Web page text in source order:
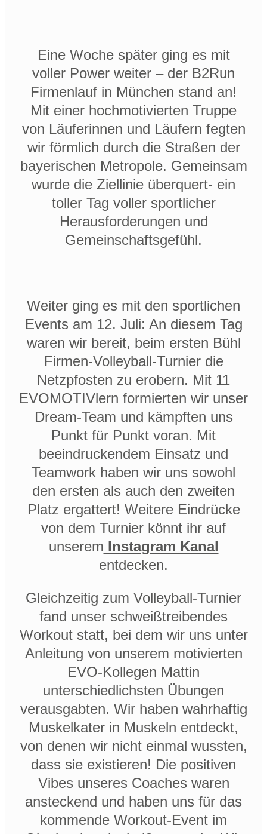
Eine Woche später ging es mit
voller Power weiter – der B2Run
Firmenlauf in München stand an!
Mit einer hochmotivierten Truppe
von Läuferinnen und Läufern fegten
wir förmlich durch die Straßen der
bayerischen Metropole. Gemeinsam
wurde die Ziellinie überquert- ein
toller Tag voller sportlicher
Herausforderungen und
Gemeinschaftsgefühl.
Weiter ging es mit den sportlichen
Events am 12. Juli: An diesem Tag
waren wir bereit, beim ersten Bühl
Firmen-Volleyball-Turnier die
Netzpfosten zu erobern. Mit 11
EVOMOTIVlern formierten wir unser
Dream-Team und kämpften uns
Punkt für Punkt voran. Mit
beeindruckendem Einsatz und
Teamwork haben wir uns sowohl
den ersten als auch den zweiten
Platz ergattert! Weitere Eindrücke
von dem Turnier könnt ihr auf
unserem Instagram Kanal
entdecken.
Gleichzeitig zum Volleyball-Turnier
fand unser schweißtreibendes
Workout statt, bei dem wir uns unter
Anleitung von unserem motivierten
EVO-Kollegen Mattin
unterschiedlichsten Übungen
verausgabten. Wir haben wahrhaftig
Muskelkater in Muskeln entdeckt,
von denen wir nicht einmal wussten,
dass sie existieren! Die positiven
Vibes unseres Coaches waren
ansteckend und haben uns für das
kommende Workout-Event im